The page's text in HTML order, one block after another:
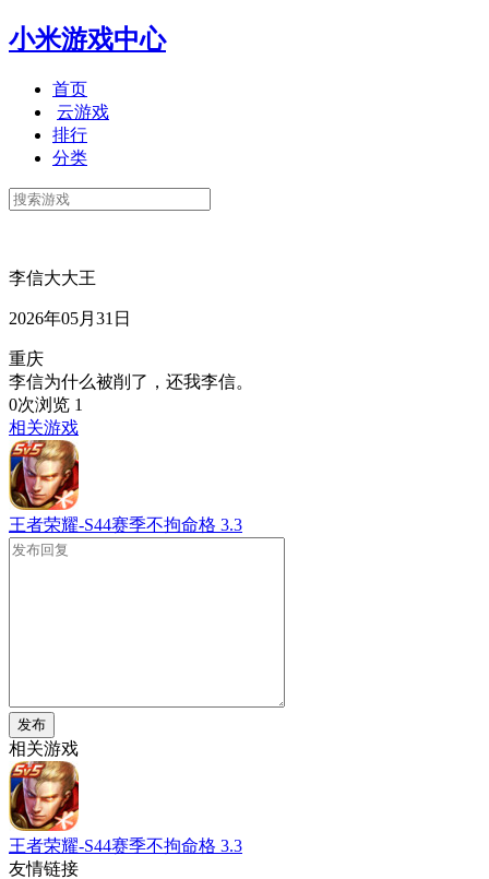
小米游戏中心
首页
云游戏
排行
分类
李信大大王
2026年05月31日
重庆
李信为什么被削了，还我李信。
0次浏览 1
相关游戏
王者荣耀-S44赛季不拘命格 3.3
发布
相关游戏
王者荣耀-S44赛季不拘命格 3.3
友情链接